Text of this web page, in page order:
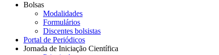
Bolsas
Modalidades
Formulários
Discentes bolsistas
Portal de Periódicos
Jornada de Iniciação Científica